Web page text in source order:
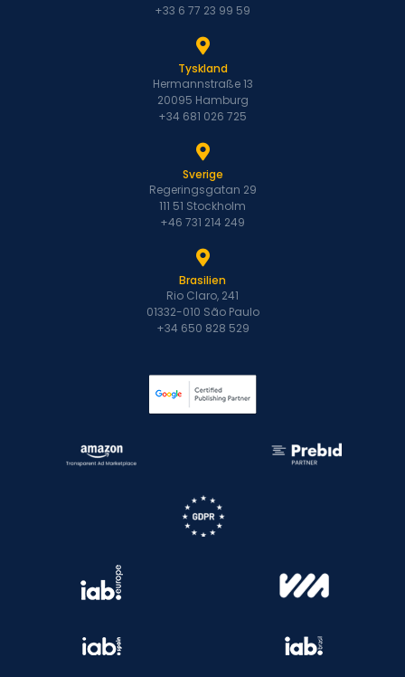
+33 6 77 23 99 59
Tyskland
Hermannstraße 13
20095 Hamburg
+34 681 026 725
Sverige
Regeringsgatan 29
111 51 Stockholm
+46 731 214 249
Brasilien
Rio Claro, 241
01332-010 São Paulo
+34 650 828 529